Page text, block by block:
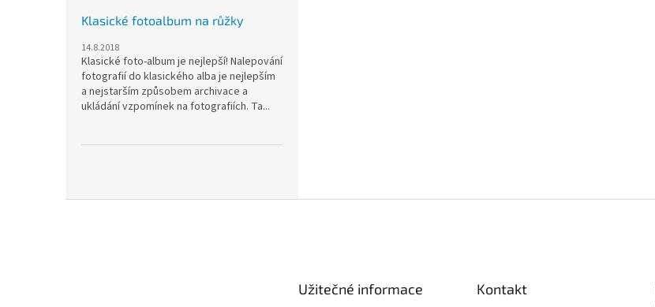
Klasické fotoalbum na růžky
14.8.2018
Klasické foto-album je nejlepší! Nalepování
fotografií do klasického alba je nejlepším
a nejstarším způsobem archivace a
ukládání vzpomínek na fotografiích. Ta...
Užitečné informace Kontakt